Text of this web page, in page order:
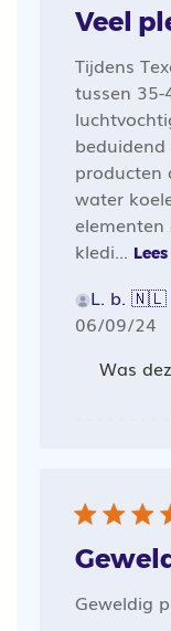
Veel
Tijdens
tussen
producten
water
kledi...
L. b. 🇳🇱
06/09/24
Was
Geweldig